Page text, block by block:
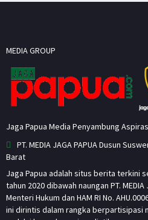
MEDIA GROUP
Jaga Papua Media Penyambung
PT. MEDIA JAGA PAPUA Dusun
Barat
Jaga Papua adalah situs berita terkini
tahun 2020 dibawah naungan PT.
Menteri Hukum dan HAM RI No.
ini dirintis dalam rangka berpartisipasi